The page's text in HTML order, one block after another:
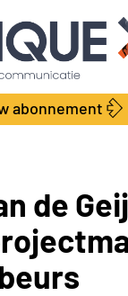
abonnement
de